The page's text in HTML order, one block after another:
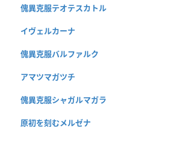
傀異克服テオテスカトル
イヴェルカーナ
傀異克服バルファルク
アマツマガツチ
傀異克服シャガルマガラ
原初を刻むメルゼナ